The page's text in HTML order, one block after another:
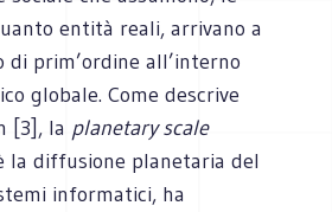
entità reali, arrivano a
prim’ordine all’interno
globale. Come descrive
[3], la planetary scale
la diffusione planetaria del
informatici, ha